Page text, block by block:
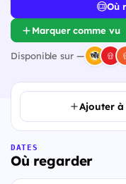
Où
Marquer comme vu
Disponible sur —
Ajouter à
DATES
Où regarder